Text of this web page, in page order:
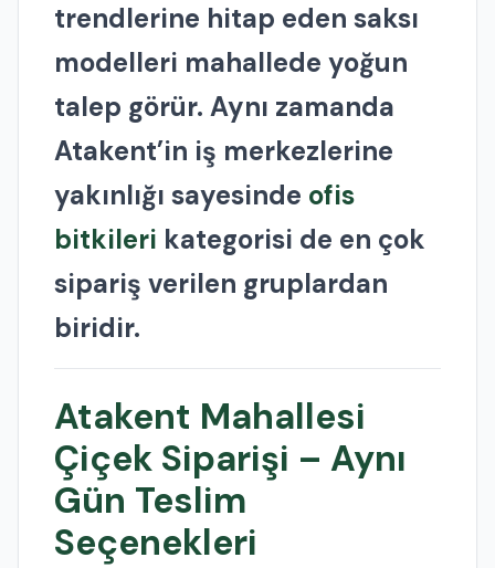
trendlerine hitap eden saksı
modelleri mahallede yoğun
talep görür. Aynı zamanda
Atakent’in iş merkezlerine
yakınlığı sayesinde ofis
bitkileri kategorisi de en çok
sipariş verilen gruplardan
biridir.
Atakent Mahallesi
Çiçek Siparişi – Aynı
Gün Teslim
Seçenekleri